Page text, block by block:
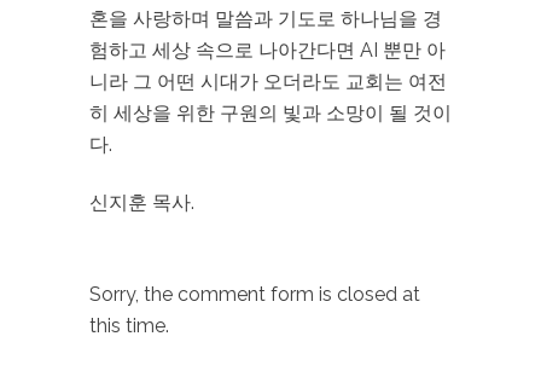
혼을 사랑하며 말씀과 기도로 하나님을 경
험하고 세상 속으로 나아간다면 AI 뿐만 아
니라 그 어떤 시대가 오더라도 교회는 여전
히 세상을 위한 구원의 빛과 소망이 될 것이
다.
신지훈 목사.
Sorry, the comment form is closed at
this time.